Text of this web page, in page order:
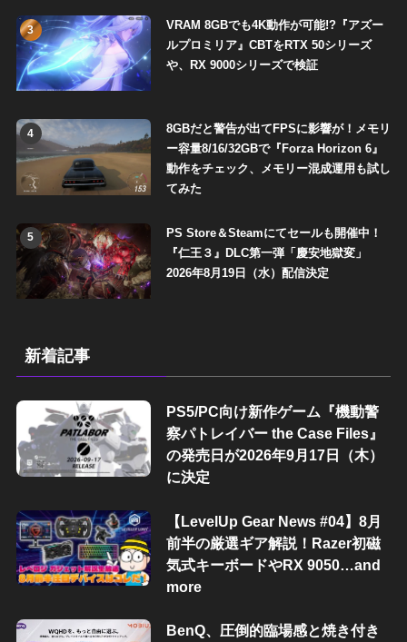
3
VRAM 8GBでも4K動作が可能!?『アズー
ルプロミリア』CBTをRTX 50シリーズ
や、RX 9000シリーズで検証
4
8GBだと警告が出てFPSに影響が！メモリ
ー容量8/16/32GBで『Forza Horizon 6』
動作をチェック、メモリー混成運用も試し
てみた
5
PS Store＆Steamにてセールも開催中！
『仁王３』DLC第一弾「慶安地獄変」
2026年8月19日（水）配信決定
新着記事
PS5/PC向け新作ゲーム『機動警
察パトレイバー the Case Files』
の発売日が2026年9月17日（木）
に決定
【LevelUp Gear News #04】8月
前半の厳選ギア解説！Razer初磁
気式キーボードやRX 9050…and
more
BenQ、圧倒的臨場感と焼き付き